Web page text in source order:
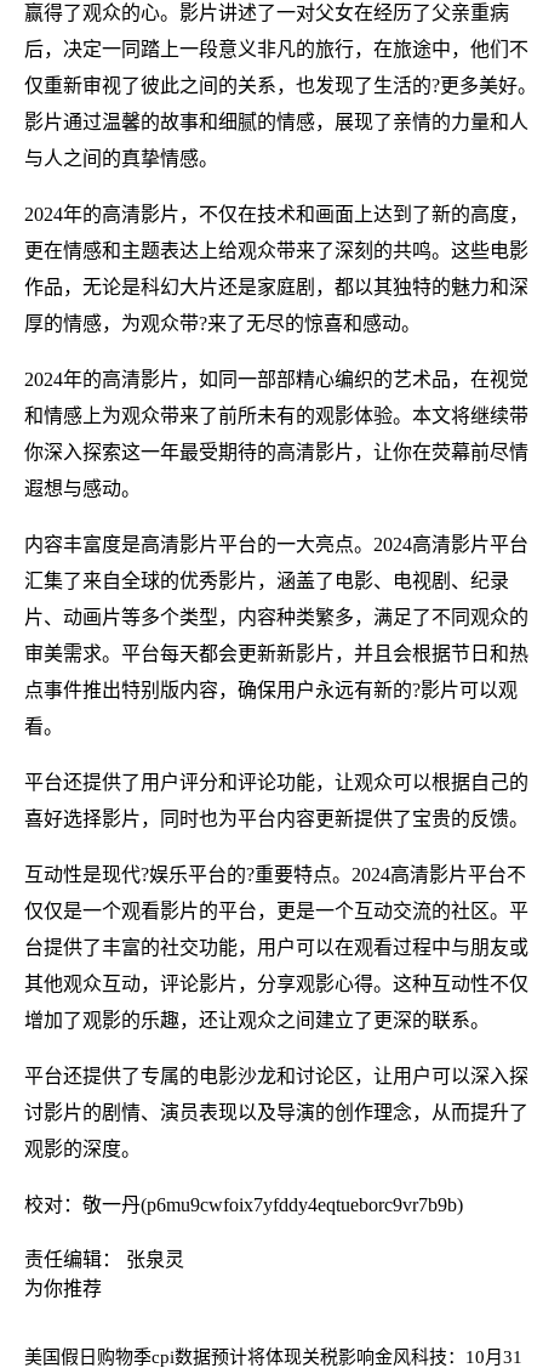
赢得了观众的心。影片讲述了一对父女在经历了父亲重病
后，决定一同踏上一段意义非凡的旅行，在旅途中，他们不
仅重新审视了彼此之间的关系，也发现了生活的?更多美好。
影片通过温馨的故事和细腻的情感，展现了亲情的力量和人
与人之间的真挚情感。
2024年的高清影片，不仅在技术和画面上达到了新的高度，
更在情感和主题表达上给观众带来了深刻的共鸣。这些电影
作品，无论是科幻大片还是家庭剧，都以其独特的魅力和深
厚的情感，为观众带?来了无尽的惊喜和感动。
2024年的高清影片，如同一部部精心编织的艺术品，在视觉
和情感上为观众带来了前所未有的观影体验。本文将继续带
你深入探索这一年最受期待的高清影片，让你在荧幕前尽情
遐想与感动。
内容丰富度是高清影片平台的一大亮点。2024高清影片平台
汇集了来自全球的优秀影片，涵盖了电影、电视剧、纪录
片、动画片等多个类型，内容种类繁多，满足了不同观众的
审美需求。平台每天都会更新新影片，并且会根据节日和热
点事件推出特别版内容，确保用户永远有新的?影片可以观
看。
平台还提供了用户评分和评论功能，让观众可以根据自己的
喜好选择影片，同时也为平台内容更新提供了宝贵的反馈。
互动性是现代?娱乐平台的?重要特点。2024高清影片平台不
仅仅是一个观看影片的平台，更是一个互动交流的社区。平
台提供了丰富的社交功能，用户可以在观看过程中与朋友或
其他观众互动，评论影片，分享观影心得。这种互动性不仅
增加了观影的乐趣，还让观众之间建立了更深的联系。
平台还提供了专属的电影沙龙和讨论区，让用户可以深入探
讨影片的剧情、演员表现以及导演的创作理念，从而提升了
观影的深度。
校对：敬一丹(p6mu9cwfoix7yfddy4eqtueborc9vr7b9b)
责任编辑： 张泉灵
为你推荐
美国假日购物季cpi数据预计将体现关税影响金风科技：10月31